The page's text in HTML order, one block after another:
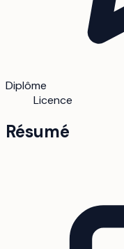
Diplôme
Licence
Résumé